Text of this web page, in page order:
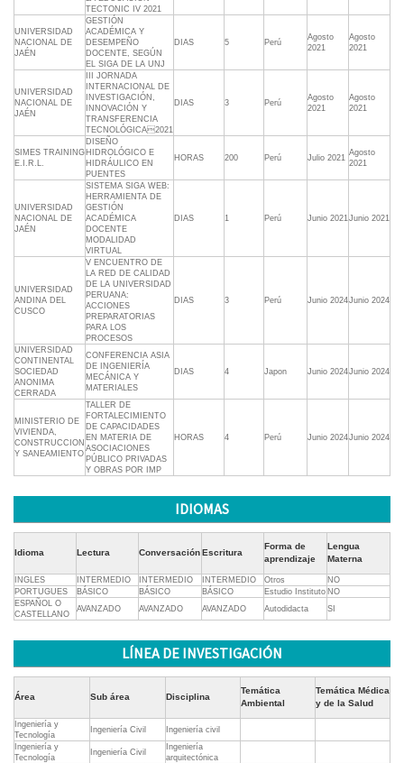
TECTONIC IV 2021
UNIVERSIDAD
NACIONAL DE
JAÉN
GESTIÓN
ACADÉMICA Y
DESEMPEÑO
DOCENTE, SEGÚN
EL SIGA DE LA UNJ
DIAS 5 Perú
Agosto
2021
Agosto
2021
UNIVERSIDAD
NACIONAL DE
JAÉN
III JORNADA
INTERNACIONAL DE
INVESTIGACIÓN,
INNOVACIÓN Y
TRANSFERENCIA
TECNOLÓGICA2021
DIAS 3 Perú
Agosto
2021
Agosto
2021
SIMES TRAINING
E.I.R.L.
DISEÑO
HIDROLÓGICO E
HIDRÁULICO EN
PUENTES
HORAS 200 Perú Julio 2021
Agosto
2021
UNIVERSIDAD
NACIONAL DE
JAÉN
SISTEMA SIGA WEB:
HERRAMIENTA DE
GESTIÓN
ACADÉMICA
DOCENTE
MODALIDAD
VIRTUAL
DIAS 1 Perú Junio 2021Junio 2021
UNIVERSIDAD
ANDINA DEL
CUSCO
V ENCUENTRO DE
LA RED DE CALIDAD
DE LA UNIVERSIDAD
PERUANA:
ACCIONES
PREPARATORIAS
PARA LOS
PROCESOS
DIAS 3 Perú Junio 2024Junio 2024
UNIVERSIDAD
CONTINENTAL
SOCIEDAD
ANONIMA
CERRADA
CONFERENCIA ASIA
DE INGENIERÍA
MECÁNICA Y
MATERIALES
DIAS 4 Japon Junio 2024Junio 2024
MINISTERIO DE
VIVIENDA,
CONSTRUCCION
Y SANEAMIENTO
TALLER DE
FORTALECIMIENTO
DE CAPACIDADES
EN MATERIA DE
ASOCIACIONES
PÚBLICO PRIVADAS
Y OBRAS POR IMP
HORAS 4 Perú Junio 2024Junio 2024
IDIOMAS
Idioma Lectura ConversaciónEscritura
Forma de
aprendizaje
Lengua
Materna
INGLES INTERMEDIO INTERMEDIO INTERMEDIO Otros
NO
PORTUGUES
BÁSICO BÁSICO BÁSICO Estudio Instituto NO
ESPAÑOL O
CASTELLANO
AVANZADO AVANZADO AVANZADO Autodidacta SI
LÍNEA DE INVESTIGACIÓN
Área Sub área Disciplina
Temática
Ambiental
Temática Médica
y de la Salud
Ingeniería y
Tecnología
Ingeniería Civil
Ingeniería civil
Ingeniería y
Tecnología
Ingeniería Civil
Ingeniería
arquitectónica